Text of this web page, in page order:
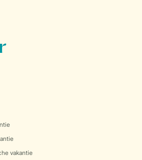
vakantie